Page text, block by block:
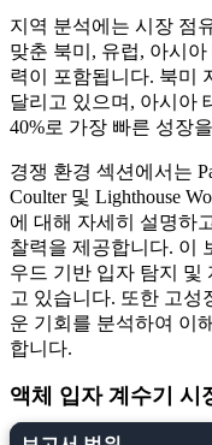
지역 분석에는 시장 점
맞춘 북미, 유럽, 아시
력이 포함됩니다. 북미
달리고 있으며, 아시아
40%로 가장 빠른 성장
경쟁 환경 섹션에서는
Coulter 및 Lighthouse
에 대해 자세히 설명하
찰력을 제공합니다. 이
우드 기반 입자 탐지 및
고 있습니다. 또한 고성
운 기회를 분석하여 이
합니다.
액체 입자 계수기 시